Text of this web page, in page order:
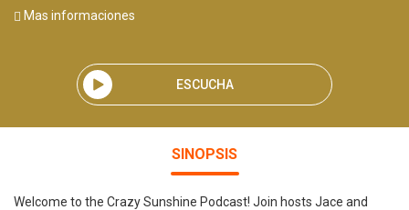
Mas informaciones
ESCUCHA
SINOPSIS
Welcome to the Crazy Sunshine Podcast! Join hosts Jace and